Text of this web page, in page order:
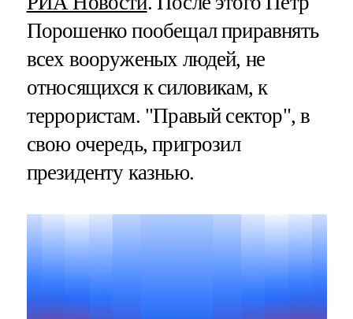
Порошенко пообещал приравнять
всех вооруженых людей, не
относящихся к силовикам, к
террористам. "Правый сектор", в
свою очередь, пригрозил
президенту казнью.